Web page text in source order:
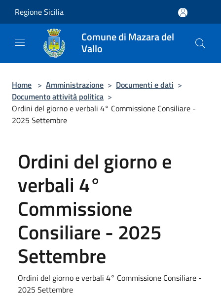
Regione Sicilia
Comune di Mazara del
Vallo
Home > Amministrazione > Documenti e dati >
Documento attività politica >
Ordini del giorno e verbali 4° Commissione Consiliare -
2025 Settembre
Ordini del giorno e
verbali 4°
Commissione
Consiliare - 2025
Settembre
Ordini del giorno e verbali 4° Commissione Consiliare -
2025 Settembre